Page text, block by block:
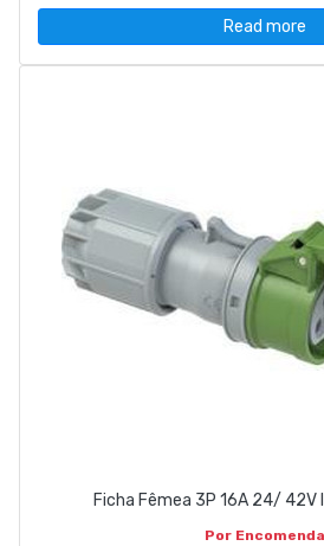
Read more
Ficha Fêmea 3P 16A 24/
Por Encomenda